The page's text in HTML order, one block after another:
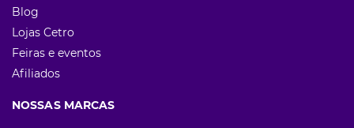
Blog
Lojas Cetro
Feiras e eventos
Afiliados
NOSSAS MARCAS